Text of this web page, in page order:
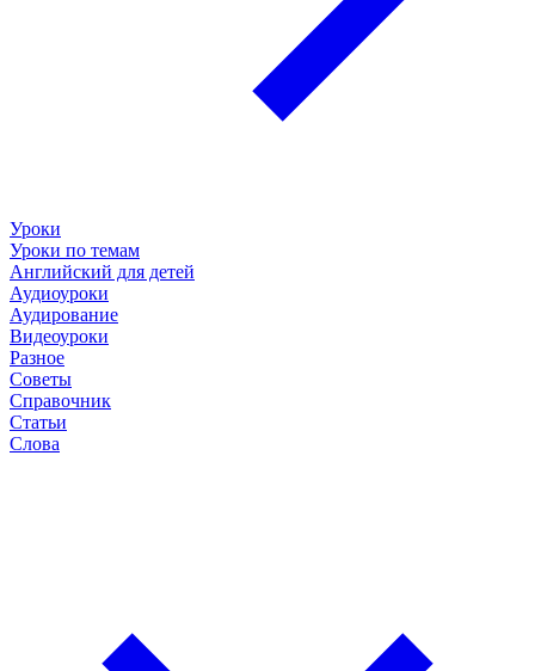
Уроки
Уроки по темам
Английский для детей
Аудиоуроки
Аудирование
Видеоуроки
Разное
Советы
Справочник
Статьи
Слова